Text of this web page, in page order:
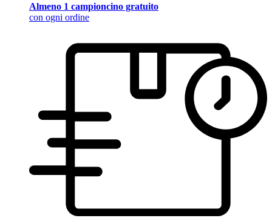
Almeno 1 campioncino gratuito
con ogni ordine